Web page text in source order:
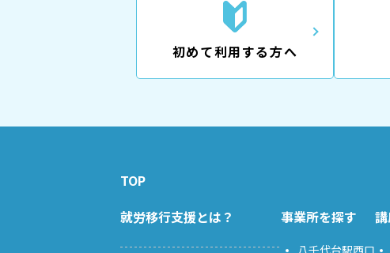
初めて利用する方へ
TOP
就労移行支援とは？
事業所を探す